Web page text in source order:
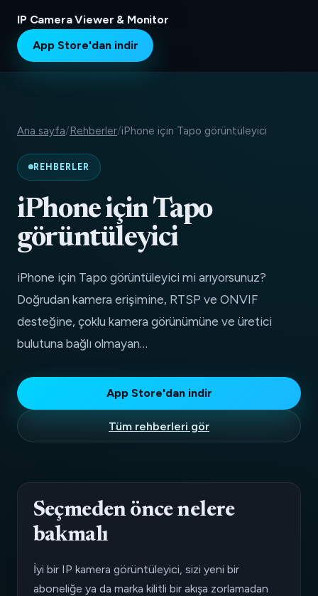
IP Camera Viewer & Monitor
App Store'dan indir
Ana sayfa/Rehberler/iPhone için Tapo görüntüleyici
REHBERLER
iPhone için Tapo
görüntüleyici
iPhone için Tapo görüntüleyici mi arıyorsunuz?
Doğrudan kamera erişimine, RTSP ve ONVIF
desteğine, çoklu kamera görünümüne ve üretici
bulutuna bağlı olmayan…
App Store'dan indir
Tüm rehberleri gör
Seçmeden önce nelere
bakmalı
İyi bir IP kamera görüntüleyici, sizi yeni bir
aboneliğe ya da marka kilitli bir akışa zorlamadan